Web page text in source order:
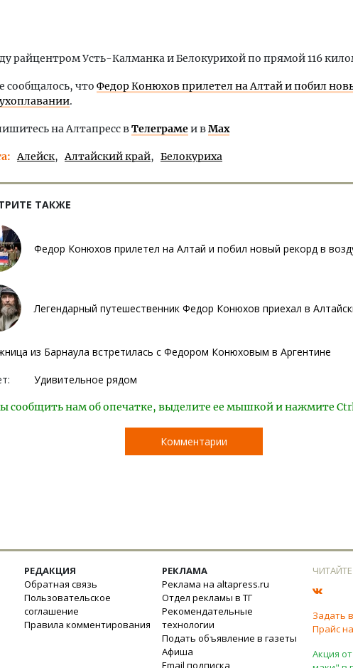
райцентром Усть-Калманка и Белокурихой по прямой 116
сообщалось, что Федор Конюхов прилетел на Алтай и побил
.
на Алтапресс вТелеграмеи вMax
Алейск Алтайский край Белокуриха
ТАКЖЕ
Федор Конюхов прилетел на Алтай и побил новый рекорд в
Легендарный путешественник Федор Конюхов приехал в
из Барнаула встретилась с Федором Конюховым в Аргентине
Удивительное рядом
сообщить нам об опечатке, выделите ее мышкой и нажмите
Комментарии
РЕДАКЦИЯ
Обратная связь
Пользовательское
соглашение
Правила комментирования
РЕКЛАМА
Реклама на altapress.ru
Отдел рекламы в ТГ
Рекомендательные
технологии
Подать объявление в газеты
Афиша
Email подписка
Задать
Прайс
Акция